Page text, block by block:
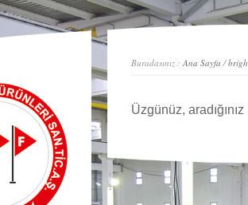
Buradasınız :Ana Sayfa /
Üzgünüz,